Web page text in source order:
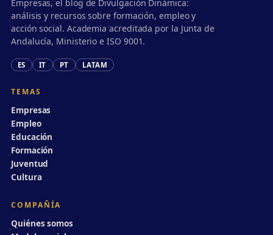
Empresas, el blog de Divulgación Dinámica:
análisis y recursos sobre formación, empleo y
acción social. Academia acreditada por la Junta de
Andalucía, Ministerio e ISO 9001.
ES IT PT LATAM
TEMAS
Empresas
Empleo
Educación
Formación
Juventud
Cultura
COMPAÑÍA
Quiénes somos